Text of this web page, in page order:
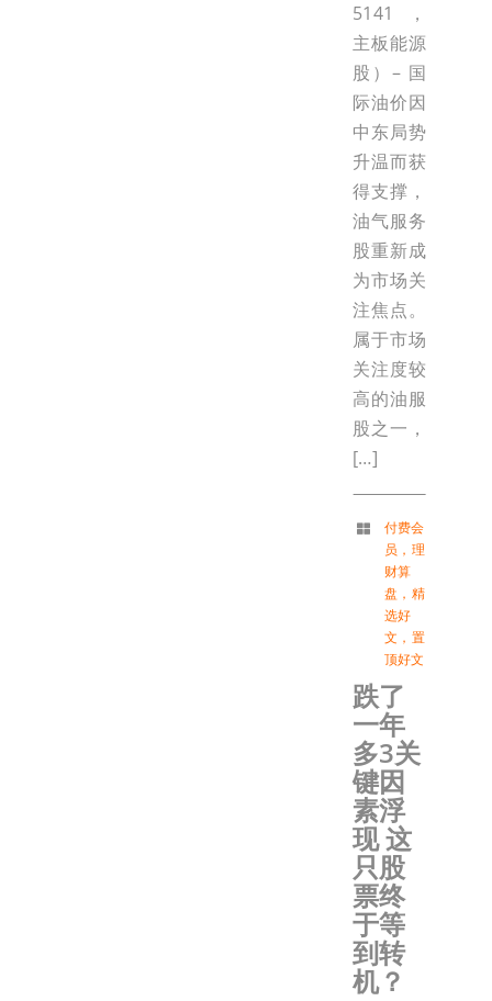
5141，
主板能源
股）– 国
际油价因
中东局势
升温而获
得支撑，
油气服务
股重新成
为市场关
注焦点。
属于市场
关注度较
高的油服
股之一，
[…]
付费会
员 ， 理
财算
盘 ， 精
选好
文 ， 置
顶好文
跌了
一年
多3关
键因
素浮
现 这
只股
票终
于等
到转
机？